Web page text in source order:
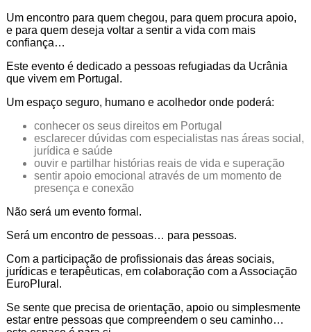
Um encontro para quem chegou, para quem procura apoio,
e para quem deseja voltar a sentir a vida com mais
confiança…
Este evento é dedicado a pessoas refugiadas da Ucrânia
que vivem em Portugal.
Um espaço seguro, humano e acolhedor onde poderá:
conhecer os seus direitos em Portugal
esclarecer dúvidas com especialistas nas áreas social,
jurídica e saúde
ouvir e partilhar histórias reais de vida e superação
sentir apoio emocional através de um momento de
presença e conexão
Não será um evento formal.
Será um encontro de pessoas… para pessoas.
Com a participação de profissionais das áreas sociais,
jurídicas e terapêuticas, em colaboração com a Associação
EuroPlural.
Se sente que precisa de orientação, apoio ou simplesmente
estar entre pessoas que compreendem o seu caminho…